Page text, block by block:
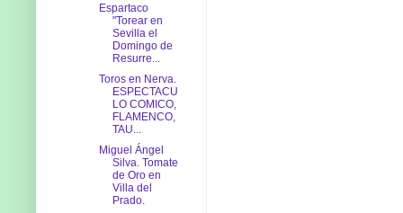
Espartaco
"Torear en
Sevilla el
Domingo de
Resurre...
Toros en Nerva.
ESPECTACU
LO COMICO,
FLAMENCO,
TAU...
Miguel Ángel
Silva. Tomate
de Oro en
Villa del
Prado.